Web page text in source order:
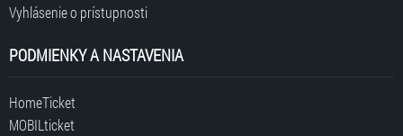
Vyhlásenie o prístupnosti
PODMIENKY A NASTAVENIA
HomeTicket
MOBILticket